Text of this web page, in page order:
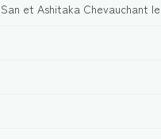
et Ashitaka Chevauchant